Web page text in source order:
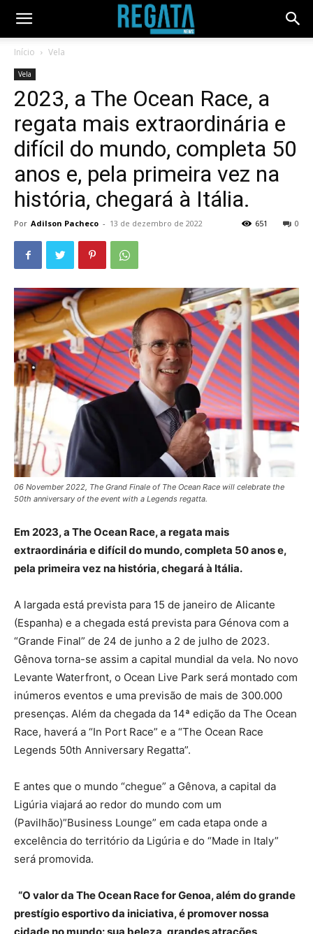
Início Vela
Vela
2023, a The Ocean Race, a
regata mais extraordinária e
difícil do mundo, completa 50
anos e, pela primeira vez na
história, chegará à Itália.
Por Adilson Pacheco - 13 de dezembro de 2022 0
651
06 November 2022, The Grand Finale of The Ocean Race will celebrate the
50th anniversary of the event with a Legends regatta.
Em 2023, a The Ocean Race, a regata mais
extraordinária e difícil do mundo, completa 50 anos e,
pela primeira vez na história, chegará à Itália.
A largada está prevista para 15 de janeiro de Alicante
(Espanha) e a chegada está prevista para Génova com a
“Grande Final” de 24 de junho a 2 de julho de 2023.
Gênova torna-se assim a capital mundial da vela. No novo
Levante Waterfront, o Ocean Live Park será montado com
inúmeros eventos e uma previsão de mais de 300.000
presenças. Além da chegada da 14ª edição da The Ocean
Race, haverá a “In Port Race” e a “The Ocean Race
Legends 50th Anniversary Regatta”.
E antes que o mundo “chegue” a Gênova, a capital da
Ligúria viajará ao redor do mundo com um
(Pavilhão)”Business Lounge” em cada etapa onde a
excelência do território da Ligúria e do “Made in Italy”
será promovida.
“O valor da The Ocean Race for Genoa, além do grande
prestígio esportivo da iniciativa, é promover nossa